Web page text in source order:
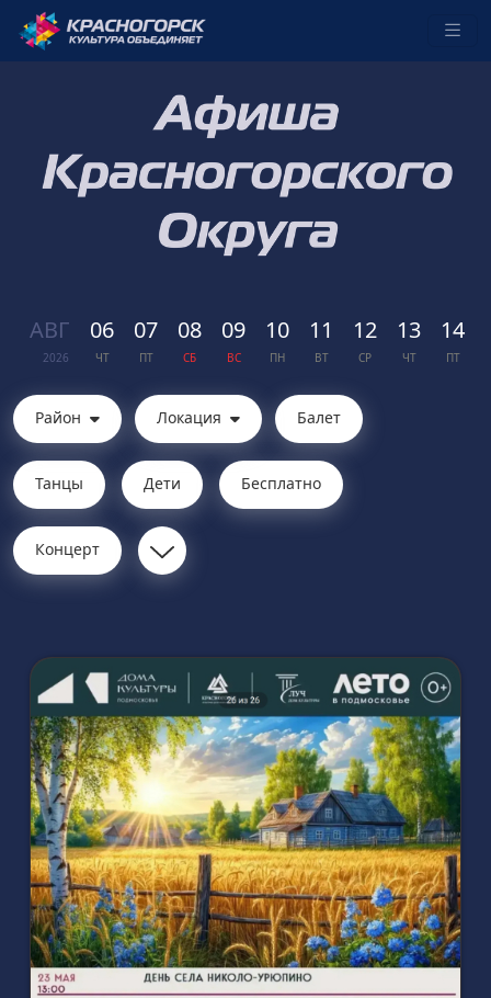
АВГ
2026
06
ЧТ
07
ПТ
08
СБ
09
ВС
10
ПН
11
ВТ
12
СР
13
ЧТ
14
ПТ
Район Локация Балет
Танцы Дети Бесплатно
Концерт